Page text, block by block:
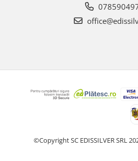
©Copyright SC EDISSILVER SRL